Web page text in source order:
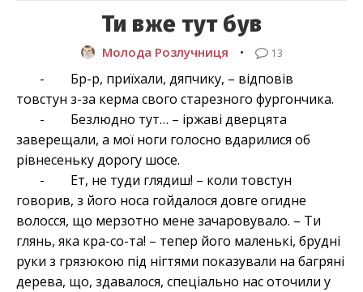
Ти вже тут був
Молода Розлучниця • 13
- Бр-р, приїхали, дяпчику, – відповів
товстун з-за керма свого старезного фургончика.
- Безлюдно тут… – іржаві дверцята
заверещали, а мої ноги голосно вдарилися об
рівнесеньку дорогу шосе.
- Ет, не туди глядиш! – коли товстун
говорив, з його носа гойдалося довге огидне
волосся, що мерзотно мене зачаровувало. – Ти
глянь, яка кра-со-та! – тепер його маленькі, брудні
руки з грязюкою під нігтями показували на багряні
дерева, що, здавалося, спеціально нас оточили у